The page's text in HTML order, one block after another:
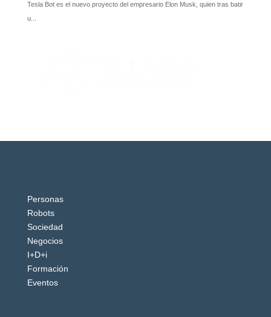
Personas
Robots
Sociedad
Negocios
I+D+i
Formación
Eventos